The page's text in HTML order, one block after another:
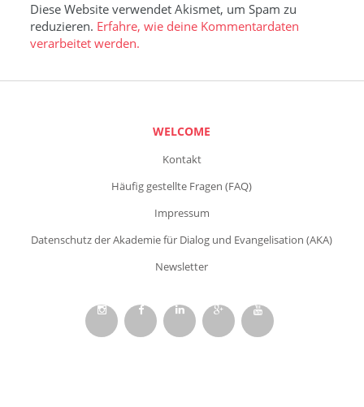
Diese Website verwendet Akismet, um Spam zu
reduzieren. Erfahre, wie deine Kommentardaten
verarbeitet werden.
WELCOME
Kontakt
Häufig gestellte Fragen (FAQ)
Impressum
Datenschutz der Akademie für Dialog und Evangelisation (AKA)
Newsletter